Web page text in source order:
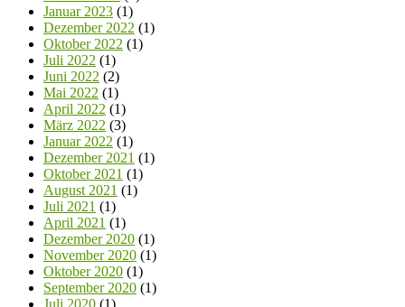
Januar 2023 (1)
Dezember 2022 (1)
Oktober 2022 (1)
Juli 2022 (1)
Juni 2022 (2)
Mai 2022 (1)
April 2022 (1)
März 2022 (3)
Januar 2022 (1)
Dezember 2021 (1)
Oktober 2021 (1)
August 2021 (1)
Juli 2021 (1)
April 2021 (1)
Dezember 2020 (1)
November 2020 (1)
Oktober 2020 (1)
September 2020 (1)
Juli 2020 (1)